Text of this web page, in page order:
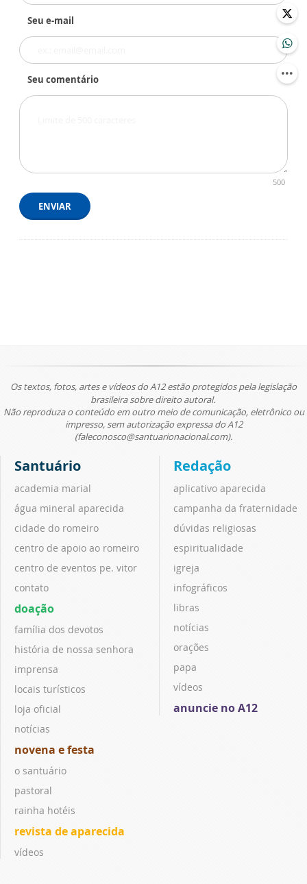
Seu e-mail
Seu comentário
500
ENVIAR
Os textos, fotos, artes e vídeos do A12 estão protegidos pela legislação
brasileira sobre direito autoral.
Não reproduza o conteúdo em outro meio de comunicação, eletrônico ou
impresso, sem autorização expressa do A12
(faleconosco@santuarionacional.com).
Santuário
academia marial
água mineral aparecida
cidade do romeiro
centro de apoio ao romeiro
centro de eventos pe. vitor
contato
doação
família dos devotos
história de nossa senhora
imprensa
locais turísticos
loja oficial
notícias
novena e festa
o santuário
pastoral
rainha hotéis
revista de aparecida
vídeos
Redação
aplicativo aparecida
campanha da fraternidade
dúvidas religiosas
espiritualidade
igreja
infográficos
libras
notícias
orações
papa
vídeos
anuncie no A12